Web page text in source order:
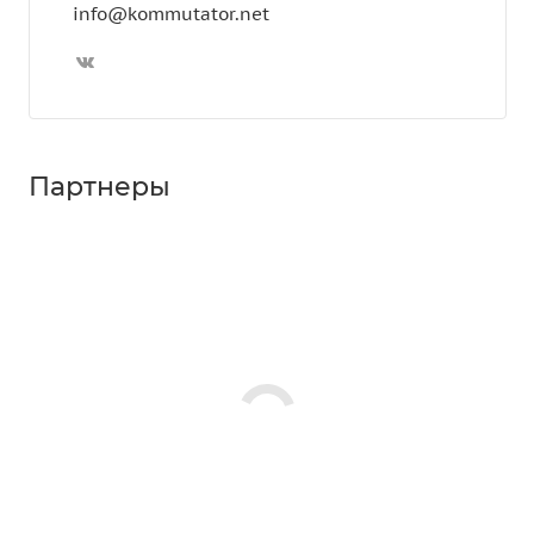
info@kommutator.net
Партнеры